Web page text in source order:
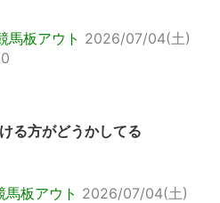
馬板アウト 2026/07/04(土)
る方がどうかしてる
板アウト 2026/07/04(土)